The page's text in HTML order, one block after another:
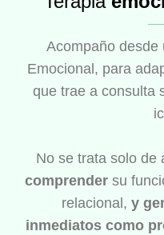
Acompaño desde
Emocional, para
que trae a consulta
No se trata solo de
comprender su
relacional, y
inmediatos como